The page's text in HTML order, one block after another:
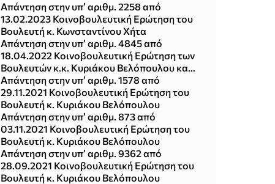
Απάντηση στην υπ’ αριθμ. 2258 από
13.02.2023 Κοινοβουλευτική Ερώτηση του
Βουλευτή κ. Κωνσταντίνου Χήτα
Απάντηση στην υπ’ αριθμ. 4845 από
18.04.2022 Κοινοβουλευτική Ερώτηση των
Βουλευτών κ.κ. Κυριάκου Βελόπουλου και
Κωνσταντίνου Χήτα
Απάντηση στην υπ’ αριθμ. 1578 από
29.11.2021 Κοινοβουλευτική Ερώτηση του
Βουλευτή κ. Κυριάκου Βελόπουλου
Απάντηση στην υπ’ αριθμ. 873 από
03.11.2021 Κοινοβουλευτική Ερώτηση του
Βουλευτή κ. Κυριάκου Βελόπουλου
Απάντηση στην υπ’ αριθμ. 9362 από
28.09.2021 Κοινοβουλευτική Ερώτηση του
Βουλευτή κ. Κυριάκου Βελόπουλου